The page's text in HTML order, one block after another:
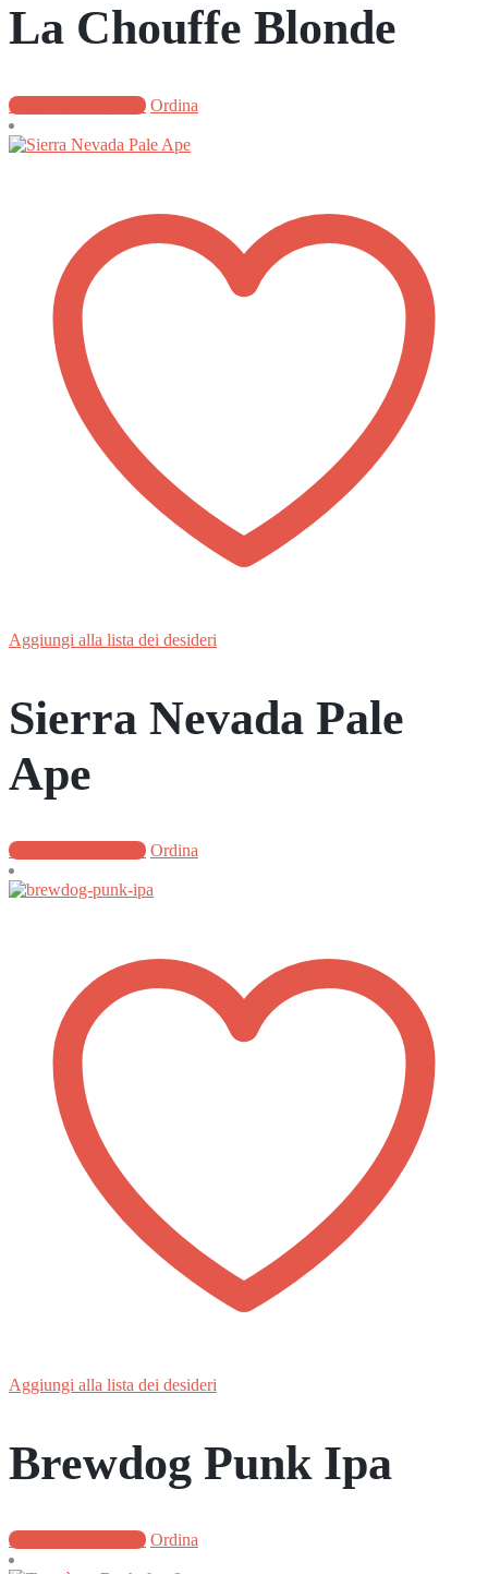
La Chouffe Blonde
Aggiungi al carrello Ordina
Aggiungi alla lista dei desideri
Sierra Nevada Pale
Ape
Aggiungi al carrello Ordina
Aggiungi alla lista dei desideri
Brewdog Punk Ipa
Aggiungi al carrello Ordina